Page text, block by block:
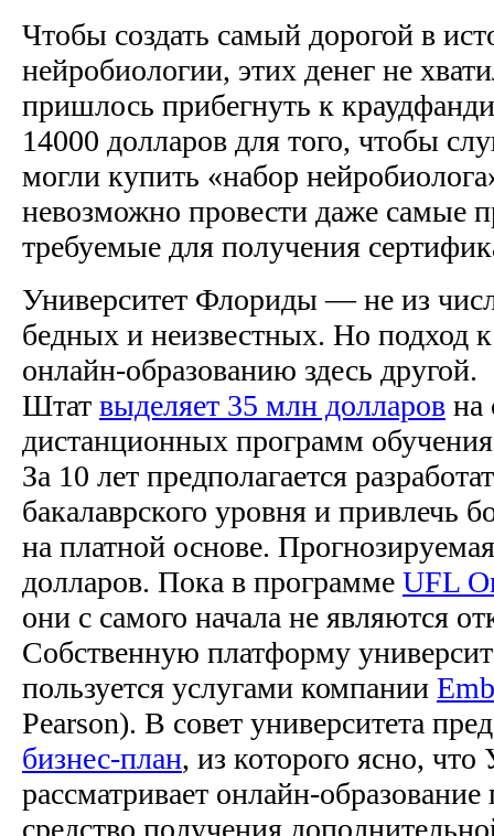
Чтобы создать самый дорогой в
нейробиологии, этих денег не
пришлось прибегнуть к
14000 долларов для того, чтобы
могли купить «набор
невозможно провести даже самые
требуемые для получения
Университет Флориды — не из
бедных и неизвестных. Но подход к
онлайн-образованию здесь другой.
Штат выделяет 35 млн долларов на
дистанционных программ
За 10 лет предполагается
бакалаврского уровня и привлечь
на платной основе.
долларов. Пока в программе UFL
они с самого начала не являются
Собственную платформу
пользуется услугами компании
Pearson). В совет университета
бизнес-план, из которого ясно,
рассматривает онлайн-образование
средство получения